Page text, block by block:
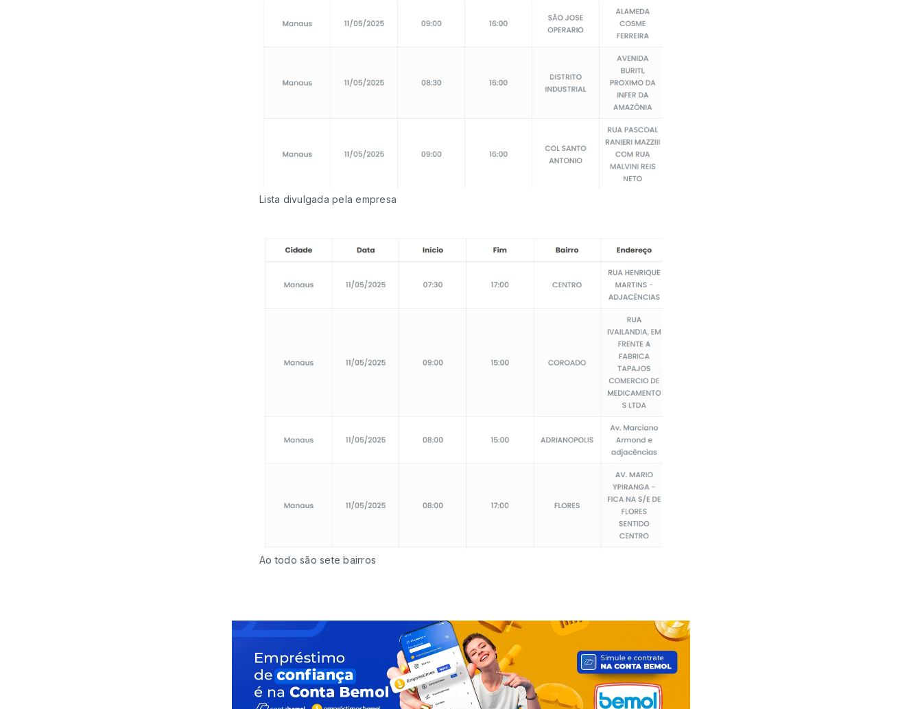
Lista divulgada pela empresa
Ao todo são sete bairros